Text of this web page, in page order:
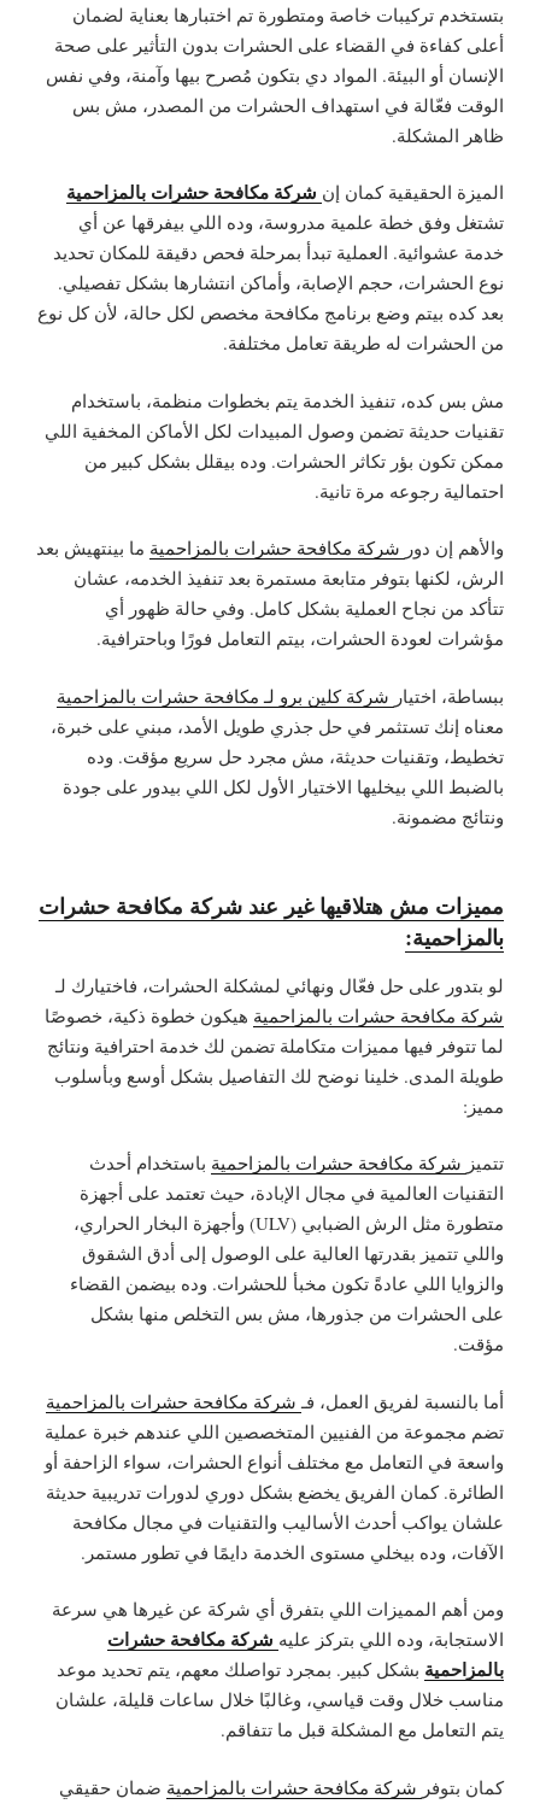
بتستخدم تركيبات خاصة ومتطورة تم اختبارها بعناية لضمان
أعلى كفاءة في القضاء على الحشرات بدون التأثير على صحة
الإنسان أو البيئة. المواد دي بتكون مُصرح بيها وآمنة، وفي نفس
الوقت فعّالة في استهداف الحشرات من المصدر، مش بس
ظاهر المشكلة.
الميزة الحقيقية كمان إن شركة مكافحة حشرات بالمزاحمية
تشتغل وفق خطة علمية مدروسة، وده اللي بيفرقها عن أي
خدمة عشوائية. العملية تبدأ بمرحلة فحص دقيقة للمكان تحديد
نوع الحشرات، حجم الإصابة، وأماكن انتشارها بشكل تفصيلي.
بعد كده بيتم وضع برنامج مكافحة مخصص لكل حالة، لأن كل نوع
من الحشرات له طريقة تعامل مختلفة.
مش بس كده، تنفيذ الخدمة يتم بخطوات منظمة، باستخدام
تقنيات حديثة تضمن وصول المبيدات لكل الأماكن المخفية اللي
ممكن تكون بؤر تكاثر الحشرات. وده بيقلل بشكل كبير من
احتمالية رجوعه مرة تانية.
والأهم إن دور شركة مكافحة حشرات بالمزاحمية ما بينتهيش بعد
الرش، لكنها بتوفر متابعة مستمرة بعد تنفيذ الخدمه، عشان
تتأكد من نجاح العملية بشكل كامل. وفي حالة ظهور أي
مؤشرات لعودة الحشرات، بيتم التعامل فورًا وباحترافية.
ببساطة، اختيار شركة كلين برو لـ مكافحة حشرات بالمزاحمية
معناه إنك تستثمر في حل جذري طويل الأمد، مبني على خبرة،
تخطيط، وتقنيات حديثة، مش مجرد حل سريع مؤقت. وده
بالضبط اللي بيخليها الاختيار الأول لكل اللي بيدور على جودة
ونتائج مضمونة.
مميزات مش هتلاقيها غير عند شركة مكافحة حشرات
بالمزاحمية:
لو بتدور على حل فعّال ونهائي لمشكلة الحشرات، فاختيارك لـ
شركة مكافحة حشرات بالمزاحمية هيكون خطوة ذكية، خصوصًا
لما تتوفر فيها مميزات متكاملة تضمن لك خدمة احترافية ونتائج
طويلة المدى. خلينا نوضح لك التفاصيل بشكل أوسع وبأسلوب
مميز:
تتميز شركة مكافحة حشرات بالمزاحمية باستخدام أحدث
التقنيات العالمية في مجال الإبادة، حيث تعتمد على أجهزة
متطورة مثل الرش الضبابي (ULV) وأجهزة البخار الحراري،
واللي تتميز بقدرتها العالية على الوصول إلى أدق الشقوق
والزوايا اللي عادةً تكون مخبأ للحشرات. وده بيضمن القضاء
على الحشرات من جذورها، مش بس التخلص منها بشكل
مؤقت.
أما بالنسبة لفريق العمل، فـ شركة مكافحة حشرات بالمزاحمية
تضم مجموعة من الفنيين المتخصصين اللي عندهم خبرة عملية
واسعة في التعامل مع مختلف أنواع الحشرات، سواء الزاحفة أو
الطائرة. كمان الفريق يخضع بشكل دوري لدورات تدريبية حديثة
علشان يواكب أحدث الأساليب والتقنيات في مجال مكافحة
الآفات، وده بيخلي مستوى الخدمة دايمًا في تطور مستمر.
ومن أهم المميزات اللي بتفرق أي شركة عن غيرها هي سرعة
الاستجابة، وده اللي بتركز عليه شركة مكافحة حشرات
بالمزاحمية بشكل كبير. بمجرد تواصلك معهم، يتم تحديد موعد
مناسب خلال وقت قياسي، وغالبًا خلال ساعات قليلة، علشان
يتم التعامل مع المشكلة قبل ما تتفاقم.
كمان بتوفر شركة مكافحة حشرات بالمزاحمية ضمان حقيقي